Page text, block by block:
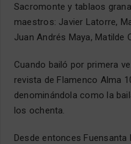
Sacromonte y tablaos
maestros: Javier Latorre,
Juan Andrés Maya, Matilde
Cuando bailó por primera
revista de Flamenco Alma
denominándola como la
los ochenta.
Desde entonces